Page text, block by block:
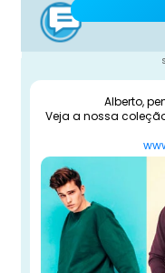
Alberto,
Veja a nossa